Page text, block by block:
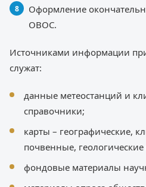
Оформление
ОВОС.
Источниками информации
служат:
данные метеостанций и
справочники;
карты – географические,
почвенные, геологические
фондовые материалы